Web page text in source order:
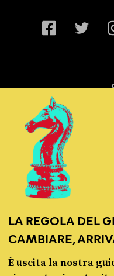
LA REGOLA DEL
CAMBIARE,
È uscita la nostra
©